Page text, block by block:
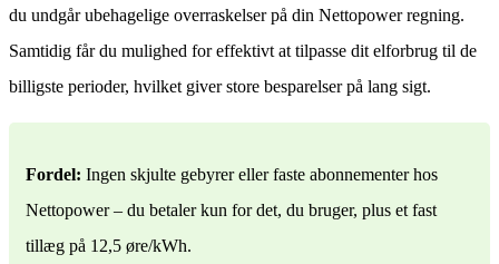
du undgår ubehagelige overraskelser på din Nettopower regning.
Samtidig får du mulighed for effektivt at tilpasse dit elforbrug til de
billigste perioder, hvilket giver store besparelser på lang sigt.
Fordel: Ingen skjulte gebyrer eller faste abonnementer hos
Nettopower – du betaler kun for det, du bruger, plus et fast
tillæg på 12,5 øre/kWh.